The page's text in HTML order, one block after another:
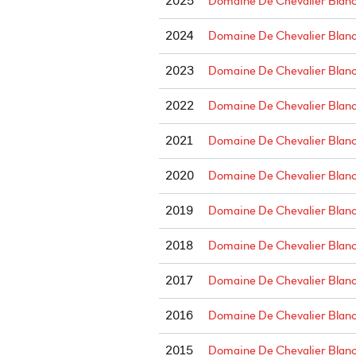
2024 Domaine De Chevalier Blanc
2023 Domaine De Chevalier Blanc
2022 Domaine De Chevalier Blanc
2021 Domaine De Chevalier Blanc
2020 Domaine De Chevalier Blanc
2019 Domaine De Chevalier Blanc
2018 Domaine De Chevalier Blanc
2017 Domaine De Chevalier Blanc
2016 Domaine De Chevalier Blanc
2015 Domaine De Chevalier Blanc